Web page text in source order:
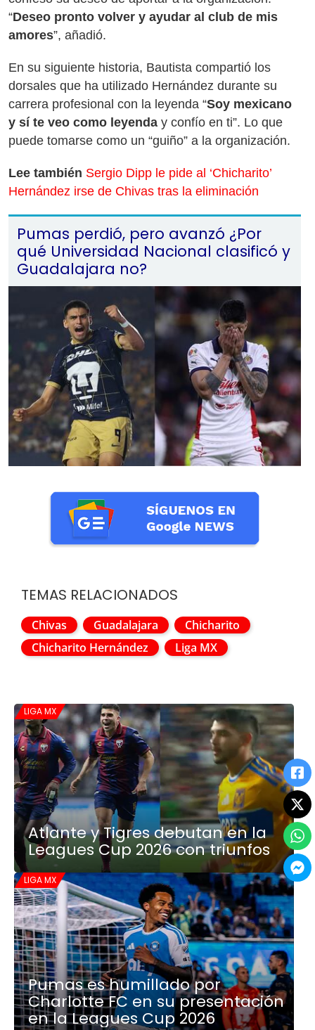
“Deseo pronto volver y ayudar al club de mis
amores”, añadió.
En su siguiente historia, Bautista compartió los
dorsales que ha utilizado Hernández durante su
carrera profesional con la leyenda “Soy mexicano
y sí te veo como leyenda y confío en ti”. Lo que
puede tomarse como un “guiño” a la organización.
Lee también Sergio Dipp le pide al ‘Chicharito’
Hernández irse de Chivas tras la eliminación
Pumas perdió, pero avanzó ¿Por
qué Universidad Nacional clasificó y
Guadalajara no?
TEMAS RELACIONADOS
Chivas Guadalajara
Chicharito
Chicharito Hernández
Liga MX
LIGA MX
Atlante y Tigres debutan en la
Leagues Cup 2026 con triunfos
LIGA MX
Pumas es humillado por
Charlotte FC en su presentación
en la Leagues Cup 2026